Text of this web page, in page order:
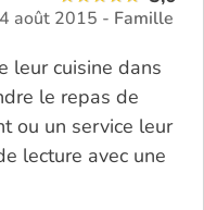
août 2015 - Famille
leur cuisine dans
le repas de
ou un service leur
lecture avec une